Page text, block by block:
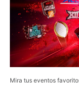
Mira tus eventos